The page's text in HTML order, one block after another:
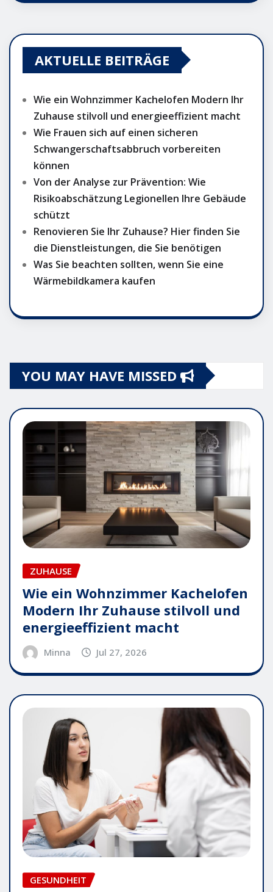
AKTUELLE BEITRÄGE
Wie ein Wohnzimmer Kachelofen Modern Ihr
Zuhause stilvoll und energieeffizient macht
Wie Frauen sich auf einen sicheren
Schwangerschaftsabbruch vorbereiten
können
Von der Analyse zur Prävention: Wie
Risikoabschätzung Legionellen Ihre Gebäude
schützt
Renovieren Sie Ihr Zuhause? Hier finden Sie
die Dienstleistungen, die Sie benötigen
Was Sie beachten sollten, wenn Sie eine
Wärmebildkamera kaufen
YOU MAY HAVE MISSED
ZUHAUSE
Wie ein Wohnzimmer Kachelofen
Modern Ihr Zuhause stilvoll und
energieeffizient macht
Minna Jul 27, 2026
GESUNDHEIT